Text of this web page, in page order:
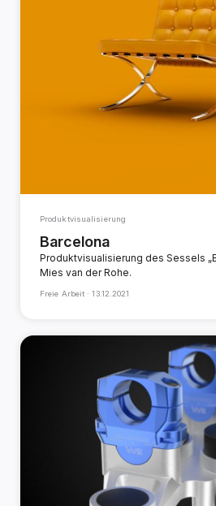
Produktvisualisierung
Barcelona
Produktvisualisierung des Sessels
Mies van der Rohe.
Freie Arbeit ·13.12.2021